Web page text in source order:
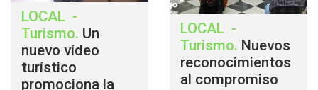
LOCAL -
Turismo. Un
nuevo vídeo
turístico
promociona la
LOCAL -
Turismo. Nuevos
reconocimientos
al compromiso